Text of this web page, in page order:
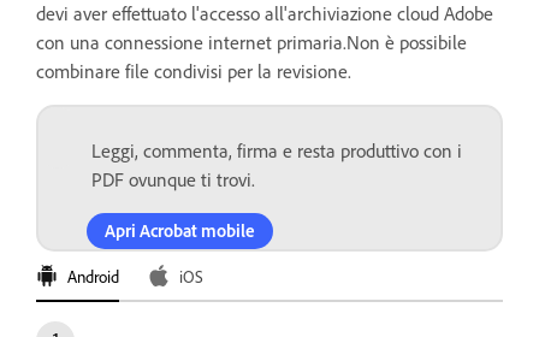
devi aver effettuato l'accesso all'archiviazione cloud Adobe
con una connessione internet primaria.Non è possibile
combinare file condivisi per la revisione.
Leggi, commenta, firma e resta produttivo con i
PDF ovunque ti trovi.
Apri Acrobat mobile
Android iOS